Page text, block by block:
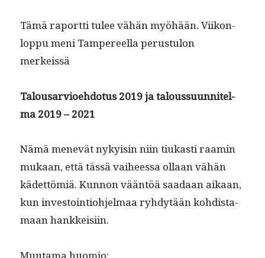
Tämä raport­ti tulee vähän myöhään. Viikon­
lop­pu meni Tam­pereel­la perus­tu­lon
merkeissä
Talousarvioe­hdo­tus 2019 ja talous­su­un­nitel­
ma 2019 – 2021
Nämä menevät nyky­isin niin tiukasti raamin
mukaan, että tässä vai­heessa ollaan vähän
kädet­tömiä. Kun­non vään­töä saadaan aikaan,
kun investoin­tio­hjel­maa ryhdytään kohdis­ta­
maan hankkeisiin.